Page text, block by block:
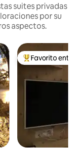
suites privadas
por su
aspectos.
Favorito entre
Favorito entre